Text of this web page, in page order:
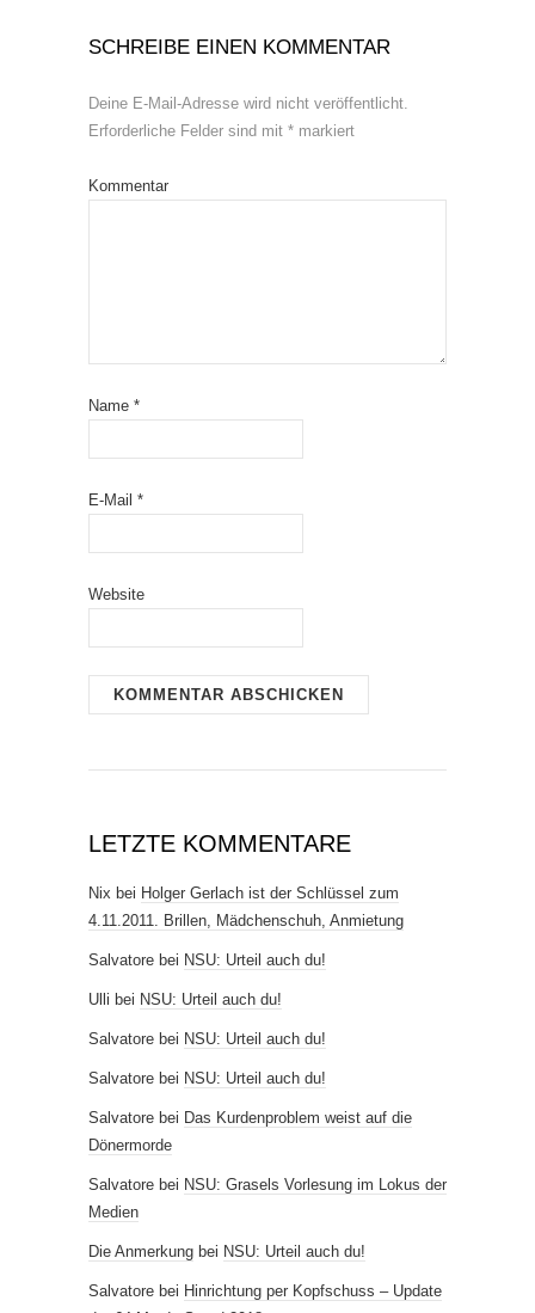
SCHREIBE EINEN KOMMENTAR
Deine E-Mail-Adresse wird nicht veröffentlicht.
Erforderliche Felder sind mit * markiert
Kommentar
Name *
E-Mail *
Website
LETZTE KOMMENTARE
Nix bei Holger Gerlach ist der Schlüssel zum
4.11.2011. Brillen, Mädchenschuh, Anmietung
Salvatore bei NSU: Urteil auch du!
Ulli bei NSU: Urteil auch du!
Salvatore bei NSU: Urteil auch du!
Salvatore bei NSU: Urteil auch du!
Salvatore bei Das Kurdenproblem weist auf die
Dönermorde
Salvatore bei NSU: Grasels Vorlesung im Lokus der
Medien
Die Anmerkung bei NSU: Urteil auch du!
Salvatore bei Hinrichtung per Kopfschuss – Update